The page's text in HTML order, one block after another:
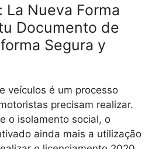
La Nueva Forma
Documento de
Segura y
veículos é um processo
precisam realizar.
e o isolamento social, o
ainda mais a utilização